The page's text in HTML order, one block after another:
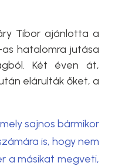
Tibor ajánlotta a
as hatalomra jutása
Két éven át,
elárulták őket, a
sajnos bármikor
is, hogy nem
a másikat megveti,